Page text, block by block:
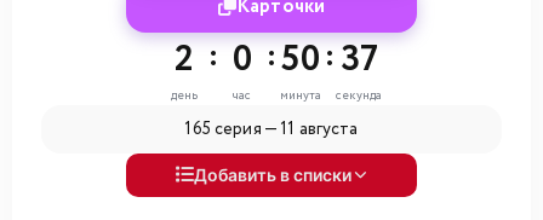
Карточки
2
день
: 0
час
:50
минута
:35
секунда
165 серия — 11 августа
Добавить в списки